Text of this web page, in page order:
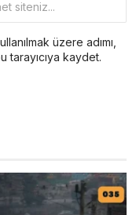
üzere adımı,
tarayıcıya kaydet.